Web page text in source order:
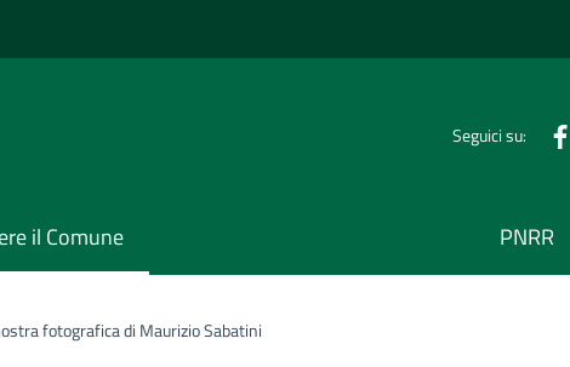
Seguici su:
il Comune PNRR
fotografica di Maurizio Sabatini